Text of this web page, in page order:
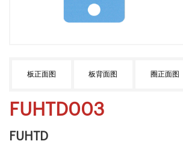
板正面图 板背面图 圈正面图
FUHTD003
FUHTD